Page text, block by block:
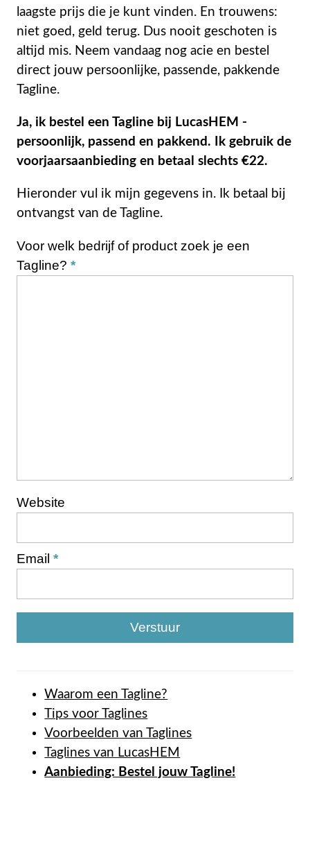
laagste prijs die je kunt vinden. En trouwens:
niet goed, geld terug. Dus nooit geschoten is
altijd mis. Neem vandaag nog acie en bestel
direct jouw persoonlijke, passende, pakkende
Tagline.
Ja, ik bestel een Tagline bij LucasHEM -
persoonlijk, passend en pakkend. Ik gebruik de
voorjaarsaanbieding en betaal slechts €22.
Hieronder vul ik mijn gegevens in. Ik betaal bij
ontvangst van de Tagline.
Voor welk bedrijf of product zoek je een
Tagline?
Website
Email
Waarom een Tagline?
Tips voor Taglines
Voorbeelden van Taglines
Taglines van LucasHEM
Aanbieding: Bestel jouw Tagline!